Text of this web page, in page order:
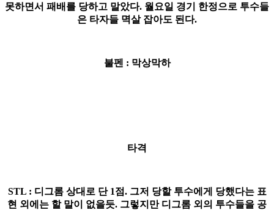
못하면서 패배를 당하고 말았다. 월요일 경기 한정으로 투수들
은 타자들 멱살 잡아도 된다.
불펜 : 막상막하
타격
STL : 디그롬 상대로 단 1점. 그저 당할 투수에게 당했다는 표
현 외에는 할 말이 없을듯. 그렇지만 디그롬 외의 투수들을 공